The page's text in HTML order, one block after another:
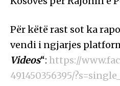
Për këtë rast sot ka
vendi i ngjarjes
Videos“: https://
491450356395/